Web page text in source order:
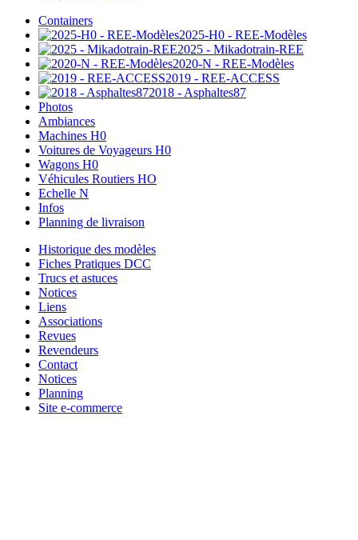
Containers
2025-H0 - REE-Modèles
2025 - Mikadotrain-REE
2020-N - REE-Modèles
2019 - REE-ACCESS
2018 - Asphaltes87
Photos
Ambiances
Machines H0
Voitures de Voyageurs H0
Wagons H0
Véhicules Routiers HO
Echelle N
Infos
Planning de livraison
Historique des modèles
Fiches Pratiques DCC
Trucs et astuces
Notices
Liens
Associations
Revues
Revendeurs
Contact
Notices
Planning
Site e-commerce